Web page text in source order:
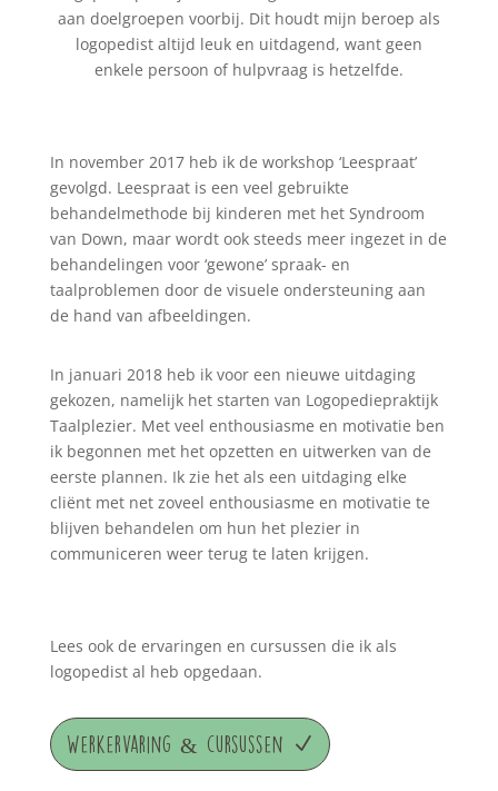
aan doelgroepen voorbij. Dit houdt mijn beroep als
logopedist altijd leuk en uitdagend, want geen
enkele persoon of hulpvraag is hetzelfde.
In november 2017 heb ik de workshop ‘Leespraat’
gevolgd. Leespraat is een veel gebruikte
behandelmethode bij kinderen met het Syndroom
van Down, maar wordt ook steeds meer ingezet in de
behandelingen voor ‘gewone’ spraak- en
taalproblemen door de visuele ondersteuning aan
de hand van afbeeldingen.
In januari 2018 heb ik voor een nieuwe uitdaging
gekozen, namelijk het starten van Logopediepraktijk
Taalplezier. Met veel enthousiasme en motivatie ben
ik begonnen met het opzetten en uitwerken van de
eerste plannen. Ik zie het als een uitdaging elke
cliënt met net zoveel enthousiasme en motivatie te
blijven behandelen om hun het plezier in
communiceren weer terug te laten krijgen.
Lees ook de ervaringen en cursussen die ik als
logopedist al heb opgedaan.
Werkervaring & cursussen